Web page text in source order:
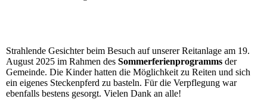
Strahlende Gesichter beim Besuch auf unserer Reitanlage am 19.
August 2025 im Rahmen des Sommerferienprogramms der
Gemeinde. Die Kinder hatten die Möglichkeit zu Reiten und sich
ein eigenes Steckenpferd zu basteln. Für die Verpflegung war
ebenfalls bestens gesorgt. Vielen Dank an alle!